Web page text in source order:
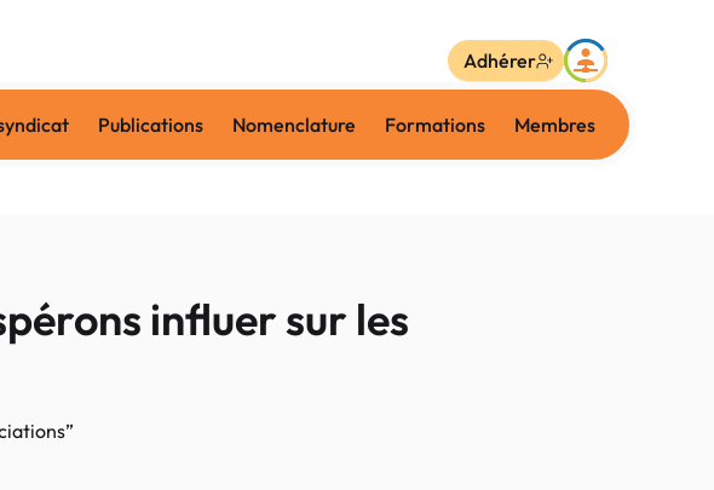
Publications Nomenclature Formations Membres
Adhérer
influer sur les